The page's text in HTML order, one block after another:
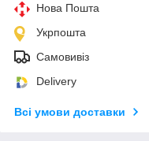
Нова Пошта
Укрпошта
Самовивіз
Delivery
Всі умови доставки